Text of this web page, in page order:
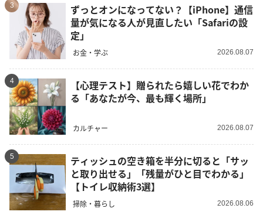
3
ずっとオンになってない？【iPhone】通信
量が気になる人が見直したい「Safariの設
定」
お金・学ぶ 2026.08.07
4
【心理テスト】贈られたら嬉しい花でわか
る「あなたが今、最も輝く場所」
カルチャー 2026.08.07
5
ティッシュの空き箱を半分に切ると「サッ
と取り出せる」「残量がひと目でわかる」
【トイレ収納術3選】
掃除・暮らし 2026.08.06